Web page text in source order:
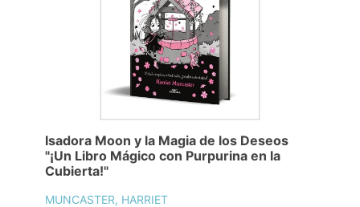
Isadora Moon y la Magia de los Deseos
"¡Un Libro Mágico con Purpurina en la
Cubierta!"
MUNCASTER, HARRIET